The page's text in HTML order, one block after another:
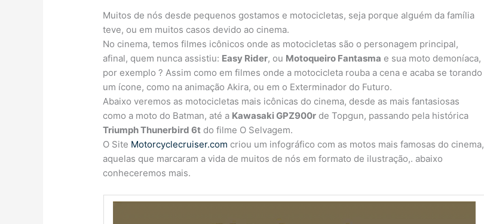
Muitos de nós desde pequenos gostamos e motocicletas, seja porque alguém da família
teve, ou em muitos casos devido ao cinema.
No cinema, temos filmes icônicos onde as motocicletas são o personagem principal,
afinal, quem nunca assistiu: Easy Rider, ou Motoqueiro Fantasma e sua moto demoníaca,
por exemplo ? Assim como em filmes onde a motocicleta rouba a cena e acaba se torando
um ícone, como na animação Akira, ou em o Exterminador do Futuro.
Abaixo veremos as motocicletas mais icônicas do cinema, desde as mais fantasiosas
como a moto do Batman, até a Kawasaki GPZ900r de Topgun, passando pela histórica
Triumph Thunerbird 6t do filme O Selvagem.
O Site Motorcyclecruiser.com criou um infográfico com as motos mais famosas do cinema,
aquelas que marcaram a vida de muitos de nós em formato de ilustração,. abaixo
conheceremos mais.